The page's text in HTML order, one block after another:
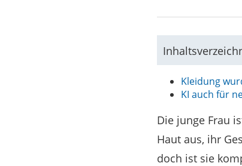
Kleidung
KI auch für
Die junge Frau
Haut aus, ihr
doch ist sie